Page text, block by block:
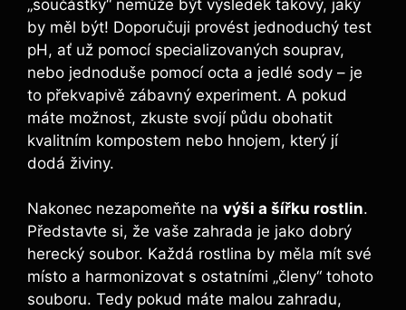
„součástky“ nemůže být výsledek takový, jaký
by měl být! Doporučuji provést jednoduchý test
pH, ať už pomocí specializovaných souprav,
nebo jednoduše pomocí octa a jedlé sody – je
to překvapivě zábavný experiment. A pokud
máte možnost, zkuste svojí půdu obohatit
kvalitním kompostem nebo hnojem, který jí
dodá živiny.
Nakonec nezapomeňte na výši a šířku rostlin.
Představte si, že vaše zahrada je jako dobrý
herecký soubor. Každá rostlina by měla mít své
místo a harmonizovat s ostatními „členy“ tohoto
souboru. Tedy pokud máte malou zahradu,